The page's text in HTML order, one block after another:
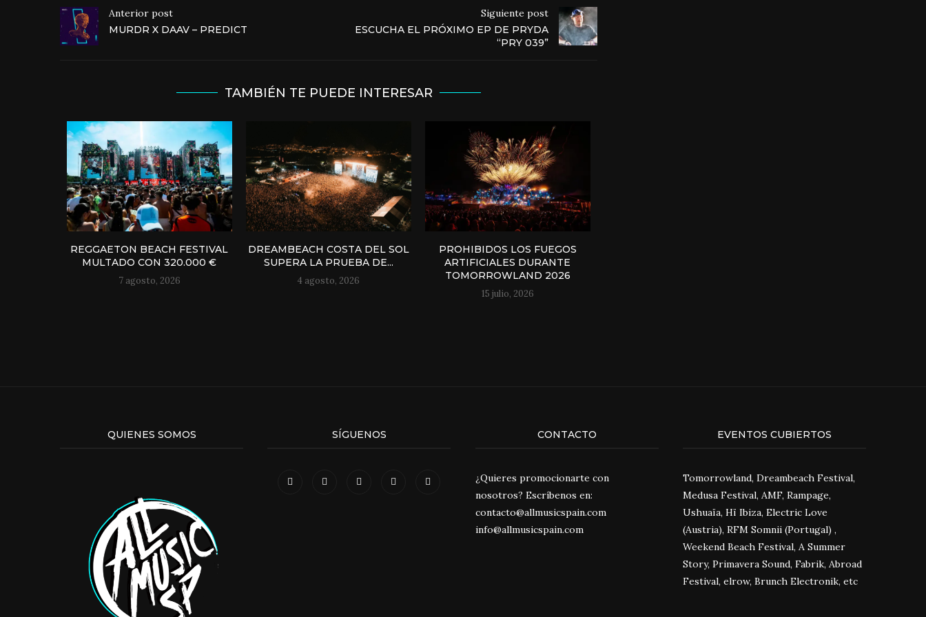
Anterior post
MURDR X DAAV – PREDICT
Siguiente post
ESCUCHA EL PRÓXIMO EP DE PRYDA
“PRY 039”
TAMBIÉN TE PUEDE INTERESAR
REGGAETON BEACH FESTIVAL
MULTADO CON 320.000 €
7 agosto, 2026
DREAMBEACH COSTA DEL SOL
SUPERA LA PRUEBA DE...
4 agosto, 2026
PROHIBIDOS LOS FUEGOS
ARTIFICIALES DURANTE
TOMORROWLAND 2026
15 julio, 2026
QUIENES SOMOS SÍGUENOS CONTACTO
¿Quieres promocionarte con
nosotros? Escríbenos en:
contacto@allmusicspain.com
info@allmusicspain.com
EVENTOS CUBIERTOS
Tomorrowland, Dreambeach Festival,
Medusa Festival, AMF, Rampage,
Ushuaïa, Hï Ibiza, Electric Love
(Austria), RFM Somnii (Portugal) ,
Weekend Beach Festival, A Summer
Story, Primavera Sound, Fabrik, Abroad
Festival, elrow, Brunch Electronik, etc